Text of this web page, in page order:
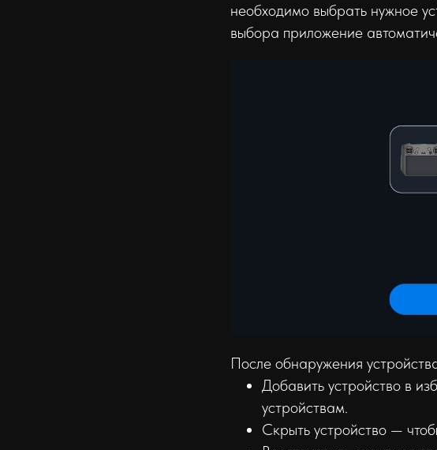
необходимо выбрать нужное
выбора приложение
После обнаружения
Добавить устройство в
устройствам.
Скрыть устройство —